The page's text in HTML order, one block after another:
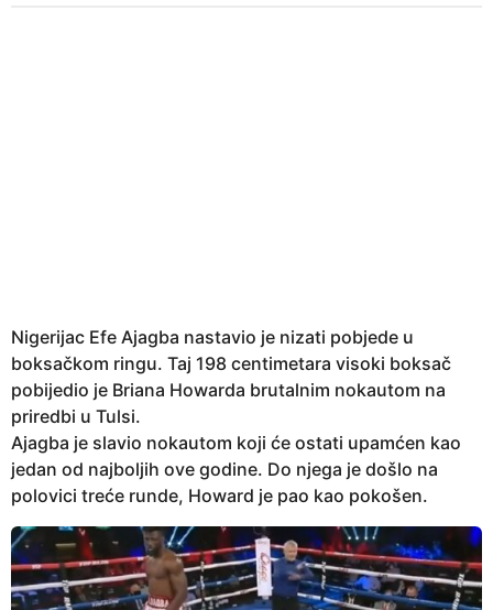
g
o
Nigerijac Efe Ajagba nastavio je nizati pobjede u
boksačkom ringu. Taj 198 centimetara visoki boksač
pobijedio je Briana Howarda brutalnim nokautom na
priredbi u Tulsi.
Ajagba je slavio nokautom koji će ostati upamćen kao
jedan od najboljih ove godine. Do njega je došlo na
polovici treće runde, Howard je pao kao pokošen.